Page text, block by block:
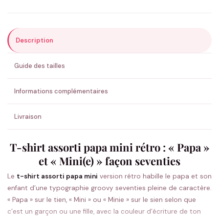
ENVOYER MA DEMANDE ✨
💚 Retour sous 24-48h🇫🇷 Flocage en France✅ Validation avant fabrication
Description
Guide des tailles
Informations complémentaires
Livraison
T-shirt assorti papa mini rétro : « Papa »
et « Mini(e) » façon seventies
Le t-shirt assorti papa mini version rétro habille le papa et son
enfant d’une typographie groovy seventies pleine de caractère.
« Papa » sur le tien, « Mini » ou « Minie » sur le sien selon que
c’est un garçon ou une fille, avec la couleur d’écriture de ton